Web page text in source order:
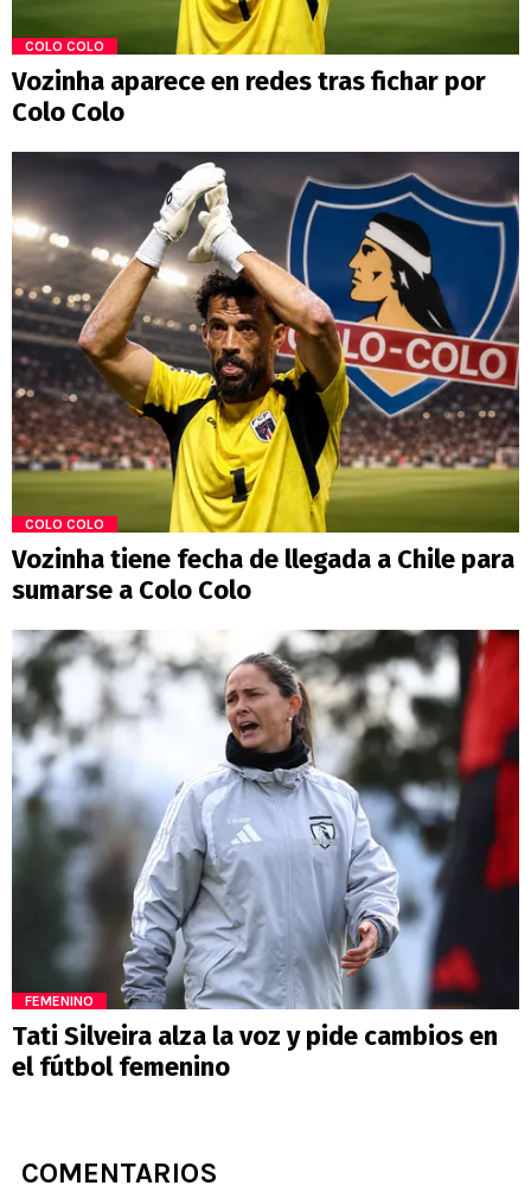
COLO COLO
Vozinha aparece en redes tras fichar por
Colo Colo
COLO COLO
Vozinha tiene fecha de llegada a Chile para
sumarse a Colo Colo
FEMENINO
Tati Silveira alza la voz y pide cambios en
el fútbol femenino
COMENTARIOS